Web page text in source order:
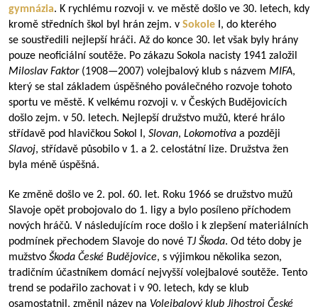
gymnázia. K rychlému rozvoji v. ve městě došlo ve 30. letech, kdy
kromě středních škol byl hrán zejm. v Sokole I, do kterého
se soustředili nejlepší hráči. Až do konce 30. let však byly hrány
pouze neoficiální soutěže. Po zákazu Sokola nacisty 1941 založil
Miloslav Faktor(1908—2007) volejbalový klub s názvem MIFA,
který se stal základem úspěšného poválečného rozvoje tohoto
sportu ve městě. K velkému rozvoji v. v Českých Budějovicích
došlo zejm. v 50. letech. Nejlepší družstvo mužů, které hrálo
střídavě pod hlavičkou Sokol I, Slovan, Lokomotiva a později
Slavoj, střídavě působilo v 1. a 2. celostátní lize. Družstva žen
byla méně úspěšná.
Ke změně došlo ve 2. pol. 60. let. Roku 1966 se družstvo mužů
Slavoje opět probojovalo do 1. ligy a bylo posíleno příchodem
nových hráčů. V následujícím roce došlo i k zlepšení materiálních
podmínek přechodem Slavoje do nové TJ Škoda. Od této doby je
mužstvo Škoda České Budějovice, s výjimkou několika sezon,
tradičním účastníkem domácí nejvyšší volejbalové soutěže. Tento
trend se podařilo zachovat i v 90. letech, kdy se klub
osamostatnil, změnil název na Volejbalový klub Jihostroj České